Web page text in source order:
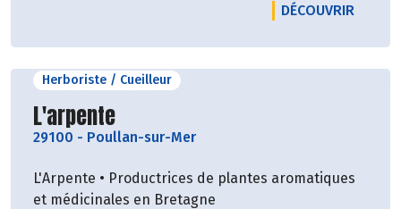
DÉCOUVRIR
Herboriste / Cueilleur
Découvrir le producteur
L'arpente
29100 - Poullan-sur-Mer
L'Arpente • Productrices de plantes aromatiques
et médicinales en Bretagne